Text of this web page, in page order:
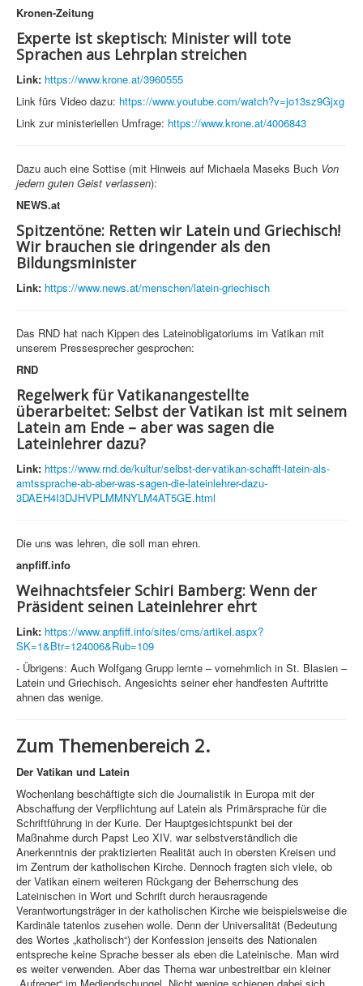
Kronen-Zeitung
Experte ist skeptisch: Minister will tote
Sprachen aus Lehrplan streichen
Link: https://www.krone.at/3960555
Link fürs Video dazu: https://www.youtube.com/watch?v=jo13sz9Gjxg
Link zur ministeriellen Umfrage: https://www.krone.at/4006843
Dazu auch eine Sottise (mit Hinweis auf Michaela Maseks Buch Von
jedem guten Geist verlassen):
NEWS.at
Spitzentöne: Retten wir Latein und Griechisch!
Wir brauchen sie dringender als den
Bildungsminister
Link: https://www.news.at/menschen/latein-griechisch
Das RND hat nach Kippen des Lateinobligatoriums im Vatikan mit
unserem Pressesprecher gesprochen:
RND
Regelwerk für Vatikanangestellte
überarbeitet: Selbst der Vatikan ist mit seinem
Latein am Ende – aber was sagen die
Lateinlehrer dazu?
Link: https://www.rnd.de/kultur/selbst-der-vatikan-schafft-latein-als-
amtssprache-ab-aber-was-sagen-die-lateinlehrer-dazu-
3DAEH4I3DJHVPLMMNYLM4AT5GE.html
Die uns was lehren, die soll man ehren.
anpfiff.info
Weihnachtsfeier Schiri Bamberg: Wenn der
Präsident seinen Lateinlehrer ehrt
Link: https://www.anpfiff.info/sites/cms/artikel.aspx?
SK=1&Btr=124006&Rub=109
- Übrigens: Auch Wolfgang Grupp lernte – vornehmlich in St. Blasien –
Latein und Griechisch. Angesichts seiner eher handfesten Auftritte
ahnen das wenige.
Zum Themenbereich 2.
Der Vatikan und Latein
Wochenlang beschäftigte sich die Journalistik in Europa mit der
Abschaffung der Verpflichtung auf Latein als Primärsprache für die
Schriftführung in der Kurie. Der Hauptgesichtspunkt bei der
Maßnahme durch Papst Leo XIV. war selbstverständlich die
Anerkenntnis der praktizierten Realität auch in obersten Kreisen und
im Zentrum der katholischen Kirche. Dennoch fragten sich viele, ob
der Vatikan einem weiteren Rückgang der Beherrschung des
Lateinischen in Wort und Schrift durch herausragende
Verantwortungsträger in der katholischen Kirche wie beispielsweise die
Kardinäle tatenlos zusehen wolle. Denn der Universalität (Bedeutung
des Wortes „katholisch“) der Konfession jenseits des Nationalen
entspreche keine Sprache besser als eben die Lateinische. Man wird
es weiter verwenden. Aber das Thema war unbestreitbar ein kleiner